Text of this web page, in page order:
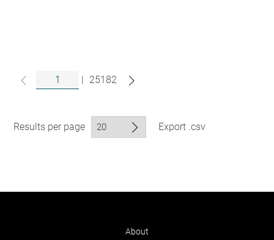
| 25182
Results per page Export .csv
About